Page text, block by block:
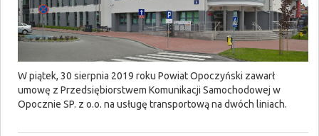
W piątek, 30 sierpnia 2019 roku Powiat Opoczyński zawarł
umowę z Przedsiębiorstwem Komunikacji Samochodowej w
Opocznie SP. z o.o. na usługę transportową na dwóch liniach.